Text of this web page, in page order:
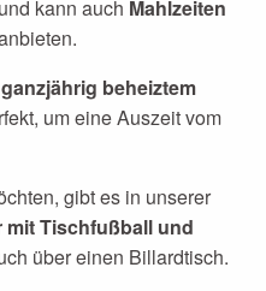
kann auch Mahlzeiten
beheiztem
um eine Auszeit vom
gibt es in unserer
mit Tischfußball und
über einen Billardtisch.